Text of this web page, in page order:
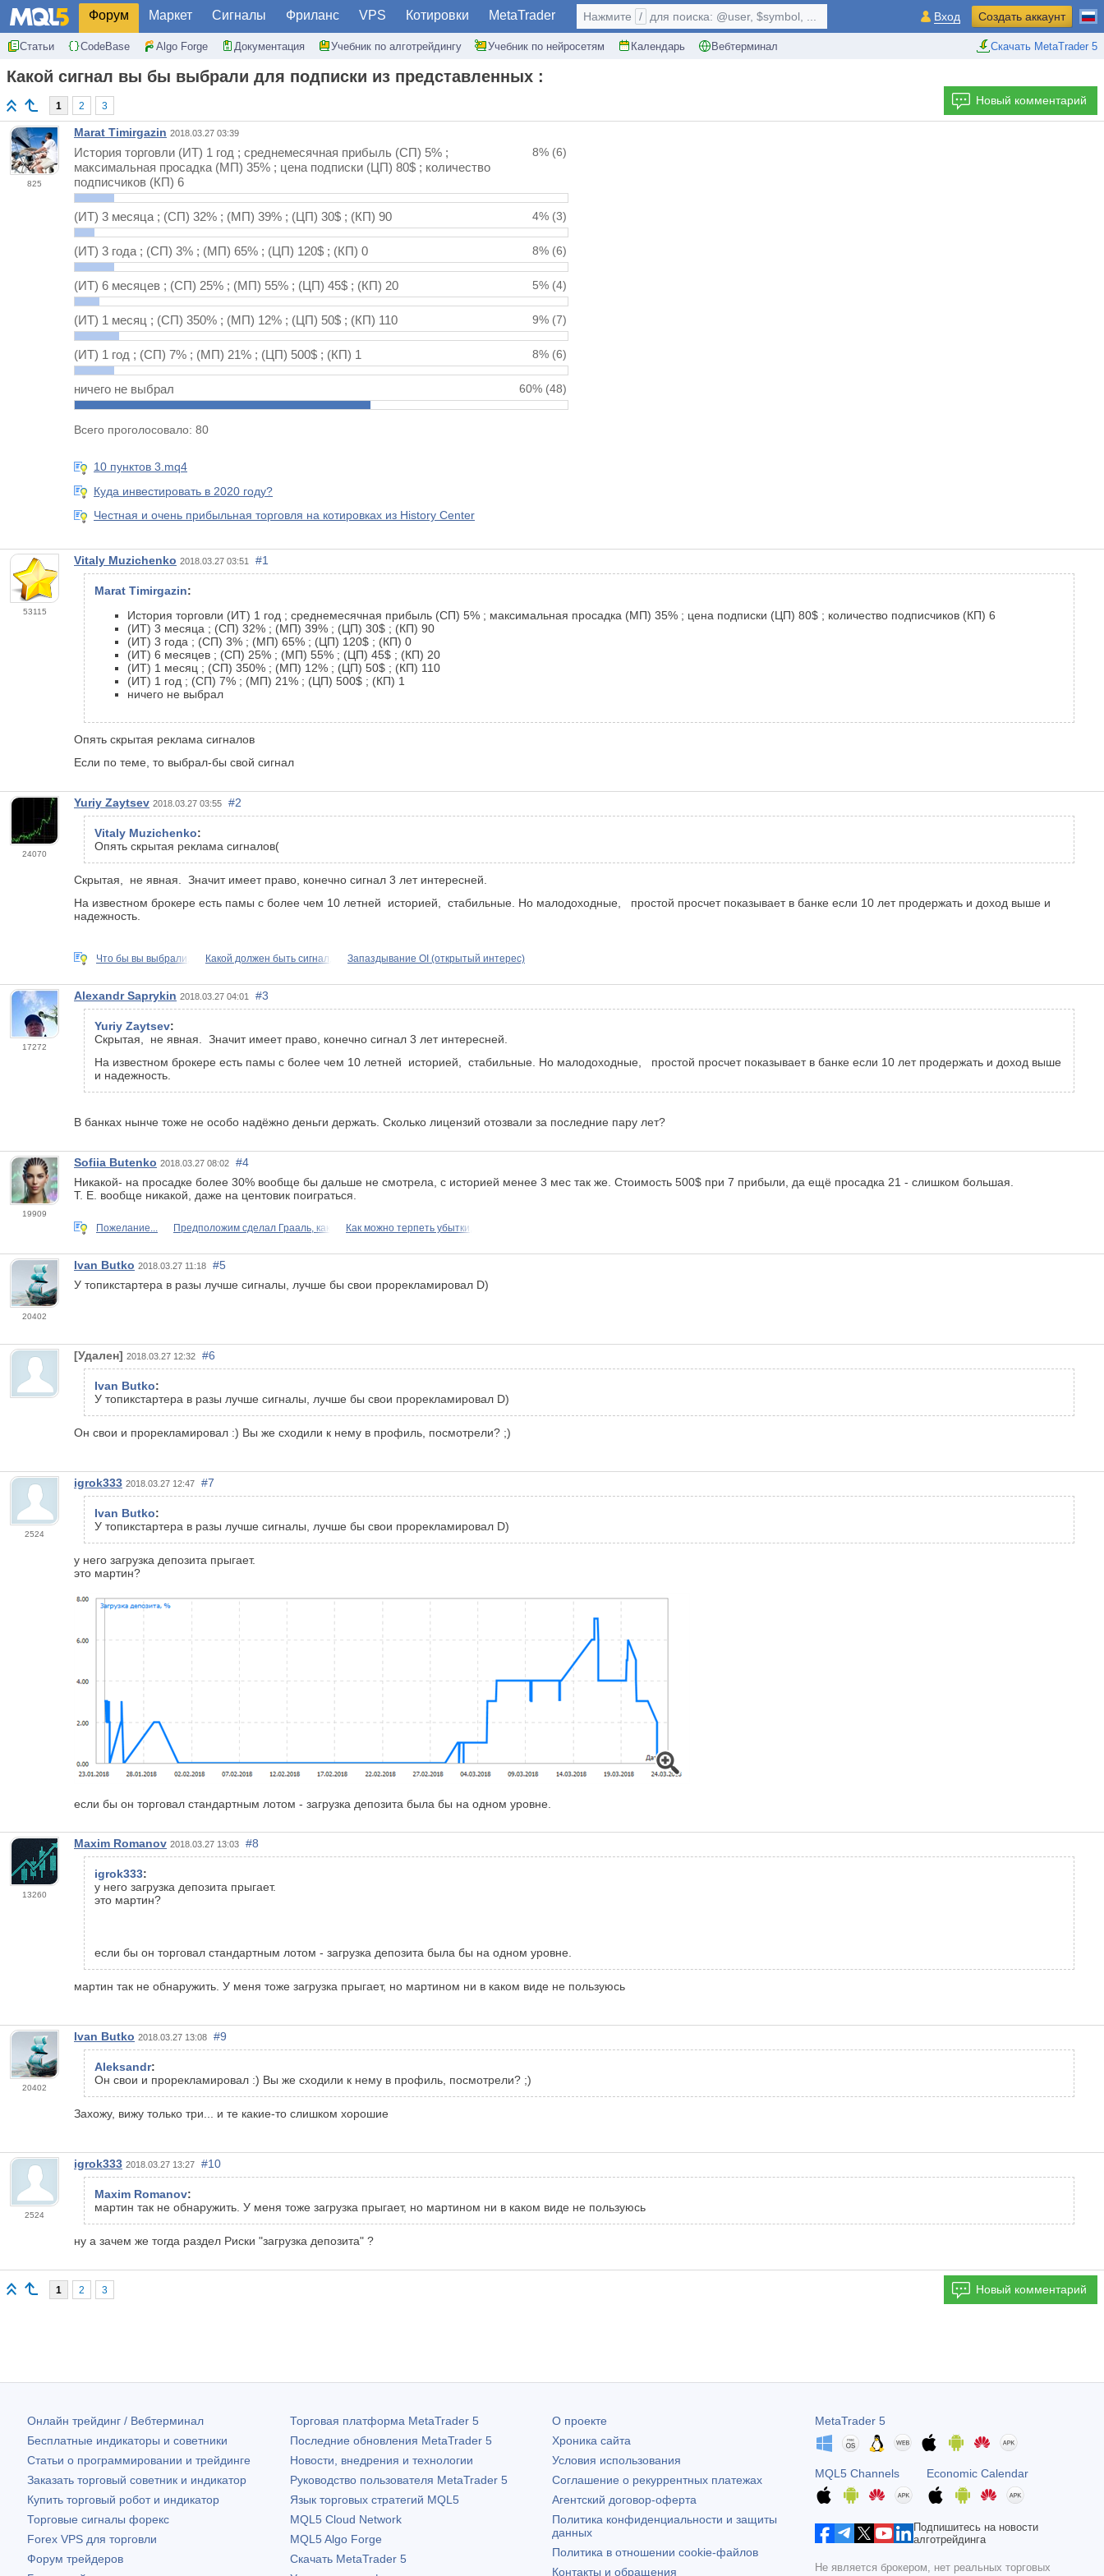
Форум Маркет Сигналы Фриланс VPS Котировки MetaTrader
Статьи CodeBase Algo Forge Документация Учебник по алготрейдингу Учебник по нейросетям Календарь Вебтерминал Скачать MetaTrader 5
Нажмите / для поиска: @user, $symbol, ... Вход Создать аккаунт
Какой сигнал вы бы выбрали для подписки из представленных :
1 2 3 Новый комментарий
825
Marat Timirgazin 2018.03.27 03:39
История торговли (ИТ) 1 год ; среднемесячная прибыль (СП) 5% ;
максимальная просадка (МП) 35% ; цена подписки (ЦП) 80$ ; количество
подписчиков (КП) 6
8% (6)
(ИТ) 3 месяца ; (СП) 32% ; (МП) 39% ; (ЦП) 30$ ; (КП) 90 4% (3)
(ИТ) 3 года ; (СП) 3% ; (МП) 65% ; (ЦП) 120$ ; (КП) 0 8% (6)
(ИТ) 6 месяцев ; (СП) 25% ; (МП) 55% ; (ЦП) 45$ ; (КП) 20 5% (4)
(ИТ) 1 месяц ; (СП) 350% ; (МП) 12% ; (ЦП) 50$ ; (КП) 110 9% (7)
(ИТ) 1 год ; (СП) 7% ; (МП) 21% ; (ЦП) 500$ ; (КП) 1 8% (6)
ничего не выбрал 60% (48)
Всего проголосовало: 80
10 пунктов 3.mq4
Куда инвестировать в 2020 году?
Честная и очень прибыльная торговля на котировках из History Center
53115
Vitaly Muzichenko 2018.03.27 03:51 #1
Marat Timirgazin:
История торговли (ИТ) 1 год ; среднемесячная прибыль (СП) 5% ; максимальная просадка (МП) 35% ; цена подписки (ЦП) 80$ ; количество подписчиков (КП) 6
(ИТ) 3 месяца ; (СП) 32% ; (МП) 39% ; (ЦП) 30$ ; (КП) 90
(ИТ) 3 года ; (СП) 3% ; (МП) 65% ; (ЦП) 120$ ; (КП) 0
(ИТ) 6 месяцев ; (СП) 25% ; (МП) 55% ; (ЦП) 45$ ; (КП) 20
(ИТ) 1 месяц ; (СП) 350% ; (МП) 12% ; (ЦП) 50$ ; (КП) 110
(ИТ) 1 год ; (СП) 7% ; (МП) 21% ; (ЦП) 500$ ; (КП) 1
ничего не выбрал
Опять скрытая реклама сигналов
Если по теме, то выбрал-бы свой сигнал
24070
Yuriy Zaytsev 2018.03.27 03:55 #2
Vitaly Muzichenko:
Опять скрытая реклама сигналов(
Скрытая, не явная. Значит имеет право, конечно сигнал 3 лет интересней.
На известном брокере есть памы с более чем 10 летней историей, стабильные. Но малодоходные, простой просчет показывает в банке если 10 лет продержать и доход выше и
надежность.
Что бы вы выбрали, Какой должен быть сигнал, Запаздывание OI (открытый интерес)
17272
Alexandr Saprykin 2018.03.27 04:01 #3
Yuriy Zaytsev:
Скрытая, не явная. Значит имеет право, конечно сигнал 3 лет интересней.
На известном брокере есть памы с более чем 10 летней историей, стабильные. Но малодоходные, простой просчет показывает в банке если 10 лет продержать и доход выше
и надежность.
В банках нынче тоже не особо надёжно деньги держать. Сколько лицензий отозвали за последние пару лет?
19909
Sofiia Butenko 2018.03.27 08:02
#4
Никакой- на просадке более 30% вообще бы дальше не смотрела, с историей менее 3 мес так же. Стоимость 500$ при 7 прибыли, да ещё просадка 21 - слишком большая.
Т. Е. вообще никакой, даже на центовик поиграться.
Пожелание... Предположим сделал Грааль, как Как можно терпеть убытки,
20402
Ivan Butko 2018.03.27 11:18
#5
У топикстартера в разы лучше сигналы, лучше бы свои прорекламировал D)
[Удален] 2018.03.27 12:32 #6
Ivan Butko:
У топикстартера в разы лучше сигналы, лучше бы свои прорекламировал D)
Он свои и прорекламировал :) Вы же сходили к нему в профиль, посмотрели? ;)
2524
igrok333 2018.03.27 12:47 #7
Ivan Butko:
У топикстартера в разы лучше сигналы, лучше бы свои прорекламировал D)
у него загрузка депозита прыгает.
это мартин?
если бы он торговал стандартным лотом - загрузка депозита была бы на одном уровне.
13260
Maxim Romanov 2018.03.27 13:03 #8
igrok333:
у него загрузка депозита прыгает.
это мартин?
если бы он торговал стандартным лотом - загрузка депозита была бы на одном уровне.
мартин так не обнаружить. У меня тоже загрузка прыгает, но мартином ни в каком виде не пользуюсь
20402
Ivan Butko 2018.03.27 13:08 #9
Aleksandr:
Он свои и прорекламировал :) Вы же сходили к нему в профиль, посмотрели? ;)
Захожу, вижу только три... и те какие-то слишком хорошие
2524
igrok333 2018.03.27 13:27 #10
Maxim Romanov:
мартин так не обнаружить. У меня тоже загрузка прыгает, но мартином ни в каком виде не пользуюсь
ну а зачем же тогда раздел Риски "загрузка депозита" ?
1 2 3 Новый комментарий
Онлайн трейдинг / Вебтерминал
Бесплатные индикаторы и советники
Статьи о программировании и трейдинге
Заказать торговый советник и индикатор
Купить торговый робот и индикатор
Торговые сигналы форекс
Forex VPS для торговли
Форум трейдеров
Торговая платформа MetaTrader 5
Последние обновления MetaTrader 5
Новости, внедрения и технологии
Руководство пользователя MetaTrader 5
Язык торговых стратегий MQL5
MQL5 Cloud Network
MQL5 Algo Forge
Скачать MetaTrader 5
О проекте
Хроника сайта
Условия использования
Соглашение о рекуррентных платежах
Агентский договор-оферта
Политика конфиденциальности и защиты
данных
Политика в отношении cookie-файлов
Контакты и обращения
MetaTrader 5
MQL5 Channels Economic Calendar
Подпишитесь на новости
алготрейдинга
Не является брокером, нет реальных торговых